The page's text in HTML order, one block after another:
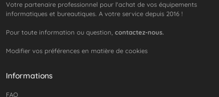
Votre partenaire professionnel pour l'achat de vos équipements
informatiques et bureautiques. A votre service depuis 2016 !
Pour toute information ou question, contactez-nous.
Modifier vos préférences en matière de cookies
Informations
FAQ